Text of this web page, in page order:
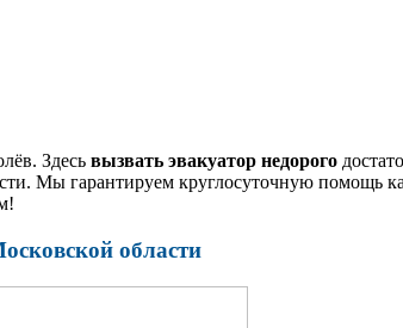
Здесь вызвать эвакуатор недорого
Мы гарантируем круглосуточную помощь
области